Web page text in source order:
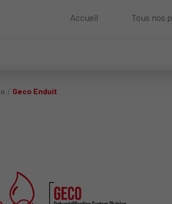
Accueil Tous nos
Geco Enduit